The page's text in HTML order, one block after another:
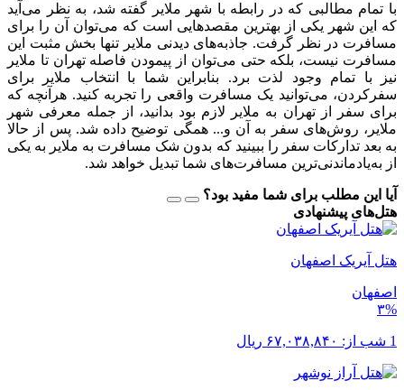
با تمام مطالبی که در رابطه با شهر ملایر گفته شد، به نظر می‌آید
که این شهر یکی از بهترین مقصد‌ها‌یی است که می‌توان آن را برای
مسافرت در نظر گرفت. جاذبه‌ها‌ی دیدنی ملایر تنها بخش مثبت این
مسافرت نیست، بلکه حتی می‌توان از پیمودن فاصله تهران تا ملایر
نیز با تمام وجود لذت برد. بنابراین شما با انتخاب ملایر برای
سفر‌کردن، می‌توانید یک مسافرت واقعی را تجربه کنید. هرآنچه که
برای سفر از تهران به ملایر لازم بود بدانید، از جمله معرفی شهر
ملایر، روش‌ها‌ی سفر به آن و... همگی توضیح داده شد. پس از حالا
به بعد تدارکات سفر را ببینید که بدون شک مسافرت به ملایر به یکی
از به‌یاد‌ماندنی‌ترین مسافرت‌ها‌ی شما تبدیل خواهد شد.
آیا این مطلب برای شما مفید بود؟
هتل‌های پیشنهادی
هتل آیریک اصفهان
اصفهان
۳%
1 شب از: ۶۷,۰۳۸,۸۴۰ ریال